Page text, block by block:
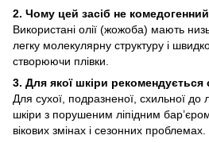
2. Чому цей засіб не
Використані олії (жожоба) мають
легку молекулярну структуру і
створюючи плівки.
3. Для якої шкіри рекомендується
Для сухої, подразненої, схильної
шкіри з порушеним ліпідним
вікових змінах і сезонних проблемах.